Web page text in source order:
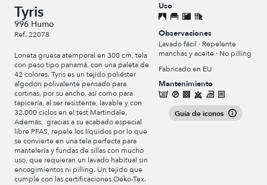
Tyris
996 Humo
Ref. 22078
Loneta gruesa atemporal en 300 cm, tela
con peso tipo panamá, con una paleta de
42 colores. Tyris es un tejido poliéster
algodón polivalente pensado para
cortinas, por su ancho, así como para
tapicería, al ser resistente, lavable y con
32.000 ciclos en el test Martindale.
Además, gracias a su acabado especial
libre PFAS, repele los líquidos por lo que
se convierte en una tela perfecta para
mantelería y fundas de sillas con mucho
uso, que requieran un lavado habitual sin
encogimientos ni pilling. Un tejido que
cumple con las certificaciones Oeko-Tex.
Uso
Observaciones
Lavado fácil · Repelente
manchas y aceite · No pilling
Fabricado en EU
Mantenimiento
Guía de iconos